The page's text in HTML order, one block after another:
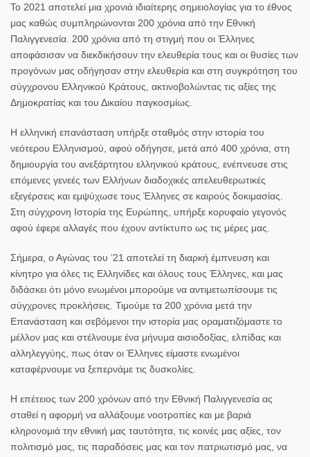
Το 2021 αποτελεί μια χρονιά ιδιαίτερης σημειολογίας για το έθνος
μας καθώς συμπληρώνονται 200 χρόνια από την Εθνική
Παλιγγενεσία. 200 χρόνια από τη στιγμή που οι Έλληνες
αποφάσισαν να διεκδικήσουν την ελευθερία τους και οι θυσίες των
προγόνων μας οδήγησαν στην ελευθερία και στη συγκρότηση του
σύγχρονου Ελληνικού Κράτους, ακτινοβολώντας τις αξίες της
Δημοκρατίας και του Δικαίου παγκοσμίως.
Η ελληνική επανάσταση υπήρξε σταθμός στην ιστορία του
νεότερου Ελληνισμού, αφού οδήγησε, μετά από 400 χρόνια, στη
δημιουργία του ανεξάρτητου ελληνικού κράτους, ενέπνευσε στις
επόμενες γενεές των Ελλήνων διαδοχικές απελευθερωτικές
εξεγέρσεις και εμψύχωσε τους Έλληνες σε καιρούς δοκιμασίας.
Στη σύγχρονη Ιστορία της Ευρώπης, υπήρξε κορυφαίο γεγονός
αφού έφερε αλλαγές που έχουν αντίκτυπο ως τις μέρες μας.
Σήμερα, ο Αγώνας του ’21 αποτελεί τη διαρκή έμπνευση και
κίνητρο για όλες τις Ελληνίδες και όλους τους Έλληνες, και μας
διδάσκει ότι μόνο ενωμένοι μπορούμε να αντιμετωπίσουμε τις
σύγχρονες προκλήσεις. Τιμούμε τα 200 χρόνια μετά την
Επανάσταση και σεβόμενοι την ιστορία μας οραματιζόμαστε το
μέλλον μας και στέλνουμε ένα μήνυμα αισιοδοξίας, ελπίδας και
αλληλεγγύης, πως όταν οι Έλληνες είμαστε ενωμένοι
καταφέρνουμε να ξεπερνάμε τις δυσκολίες.
Η επέτειος των 200 χρόνων από την Εθνική Παλιγγενεσία ας
σταθεί η αφορμή να αλλάξουμε νοοτροπίες και με βαριά
κληρονομιά την εθνική μας ταυτότητα, τις κοινές μας αξίες, τον
πολιτισμό μας, τις παραδόσεις μας και τον πατριωτισμό μας, να